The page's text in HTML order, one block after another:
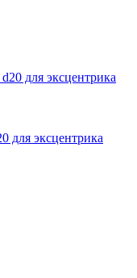
для эксцентрика